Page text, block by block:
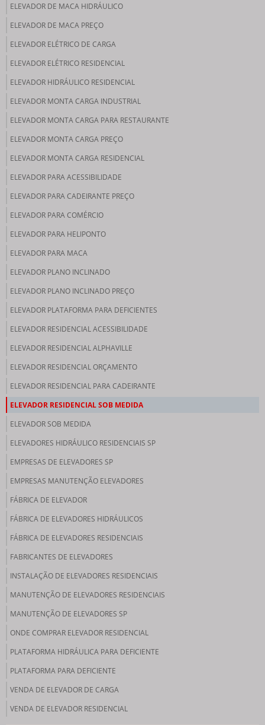
ELEVADOR DE MACA HIDRÁULICO
ELEVADOR DE MACA PREÇO
ELEVADOR ELÉTRICO DE CARGA
ELEVADOR ELÉTRICO RESIDENCIAL
ELEVADOR HIDRÁULICO RESIDENCIAL
ELEVADOR MONTA CARGA INDUSTRIAL
ELEVADOR MONTA CARGA PARA RESTAURANTE
ELEVADOR MONTA CARGA PREÇO
ELEVADOR MONTA CARGA RESIDENCIAL
ELEVADOR PARA ACESSIBILIDADE
ELEVADOR PARA CADEIRANTE PREÇO
ELEVADOR PARA COMÉRCIO
ELEVADOR PARA HELIPONTO
ELEVADOR PARA MACA
ELEVADOR PLANO INCLINADO
ELEVADOR PLANO INCLINADO PREÇO
ELEVADOR PLATAFORMA PARA DEFICIENTES
ELEVADOR RESIDENCIAL ACESSIBILIDADE
ELEVADOR RESIDENCIAL ALPHAVILLE
ELEVADOR RESIDENCIAL ORÇAMENTO
ELEVADOR RESIDENCIAL PARA CADEIRANTE
ELEVADOR RESIDENCIAL SOB MEDIDA
ELEVADOR SOB MEDIDA
ELEVADORES HIDRÁULICO RESIDENCIAIS SP
EMPRESAS DE ELEVADORES SP
EMPRESAS MANUTENÇÃO ELEVADORES
FÁBRICA DE ELEVADOR
FÁBRICA DE ELEVADORES HIDRÁULICOS
FÁBRICA DE ELEVADORES RESIDENCIAIS
FABRICANTES DE ELEVADORES
INSTALAÇÃO DE ELEVADORES RESIDENCIAIS
MANUTENÇÃO DE ELEVADORES RESIDENCIAIS
MANUTENÇÃO DE ELEVADORES SP
ONDE COMPRAR ELEVADOR RESIDENCIAL
PLATAFORMA HIDRÁULICA PARA DEFICIENTE
PLATAFORMA PARA DEFICIENTE
VENDA DE ELEVADOR DE CARGA
VENDA DE ELEVADOR RESIDENCIAL